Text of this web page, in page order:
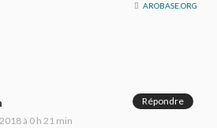
AROBASE.ORG
à 0 h 21 min
Répondre